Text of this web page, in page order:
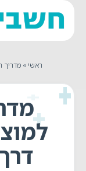
ראשי» מדריך